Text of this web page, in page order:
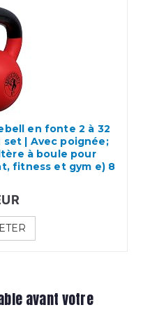
en fonte 2 à 32
set | Avec poignée;
à boule pour
fitness et gym e) 8
avant votre